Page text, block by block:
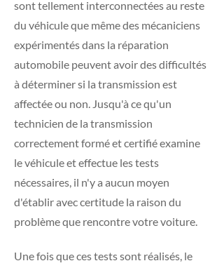
sont tellement interconnectées au reste
du véhicule que même des mécaniciens
expérimentés dans la réparation
automobile peuvent avoir des difficultés
à déterminer si la transmission est
affectée ou non. Jusqu'à ce qu'un
technicien de la transmission
correctement formé et certifié examine
le véhicule et effectue les tests
nécessaires, il n'y a aucun moyen
d'établir avec certitude la raison du
problème que rencontre votre voiture.
Une fois que ces tests sont réalisés, le